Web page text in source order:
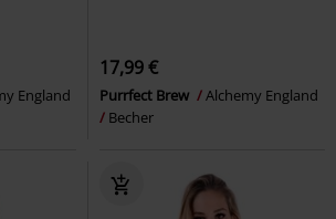
England
17,99 €
Purrfect Brew
Alchemy England
Becher